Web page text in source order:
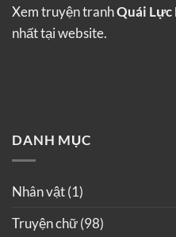
Xem truyện tranhQuái Lực
nhất tại website.
DANH MỤC
Nhân vật(1)
Truyện chữ(98)